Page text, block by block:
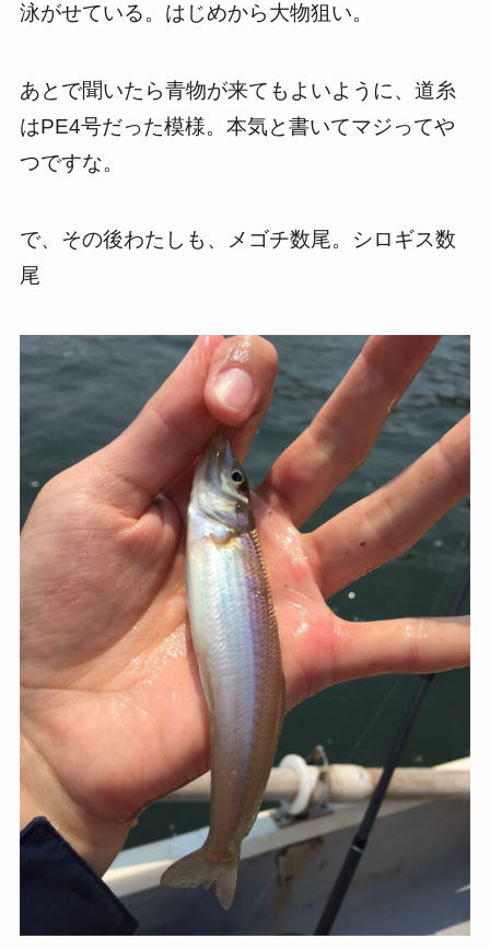
泳がせている。はじめから大物狙い。
あとで聞いたら青物が来てもよいように、道糸
はPE4号だった模様。本気と書いてマジってや
つですな。
で、その後わたしも、メゴチ数尾。シロギス数
尾